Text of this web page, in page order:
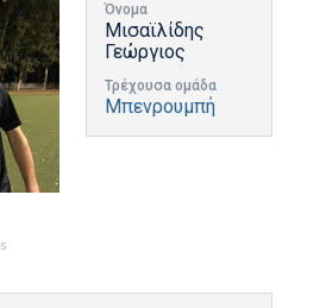
Όνομα
Μισαϊλίδης
Γεώργιος
Τρέχουσα ομάδα
Μπενρουμπή